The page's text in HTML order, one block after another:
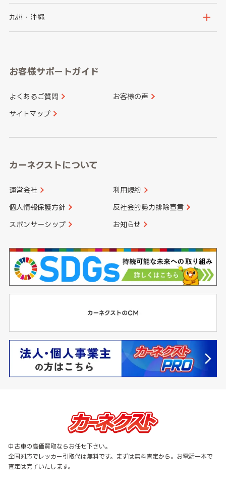
山梨県
愛知県
京都府
和歌山県
鳥取県
山口県
香川県 愛媛県
九州・沖縄
長崎県
大分県 宮崎県
お客様サポートガイド
よくあるご質問 お客様の声
サイトマップ
カーネクストについて
運営会社 利用規約
個人情報保護方針 反社会的勢力排除宣言
スポンサーシップ お知らせ
中古車の高価買取ならお任せ下さい。
全国対応でレッカー引取代は無料です。まずは無料査定から。お電話一本で
査定は完了いたします。